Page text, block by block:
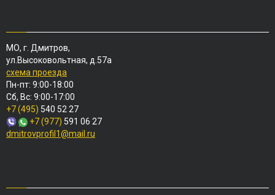
МО, г. Дмитров,
ул.Высоковольтная, д.57а
схема проезда
Пн-пт: 9:00-18:00
Сб, Вс: 9:00-17:00
+7 (495) 540 52 27
+7 (977) 591 06 27
dmitrovprofil1@mail.ru